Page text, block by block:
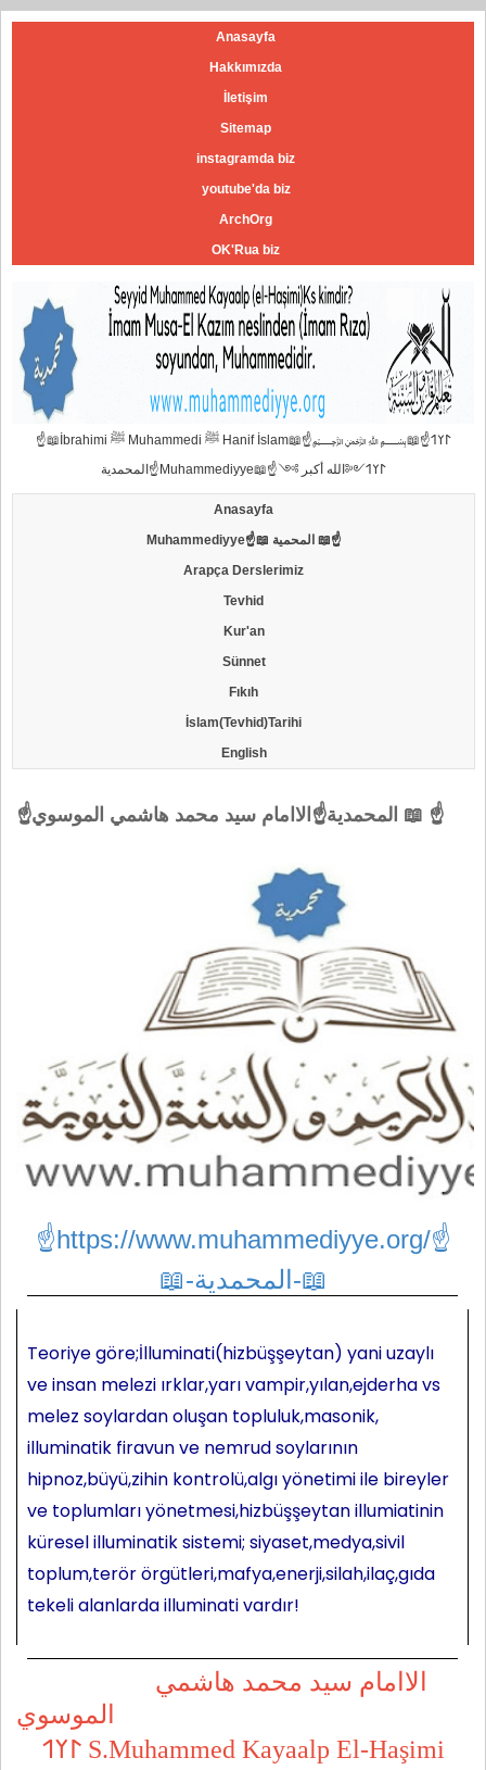
Anasayfa
Hakkımızda
İletişim
Sitemap
instagramda biz
youtube'da biz
ArchOrg
OK'Rua biz
☝📖İbrahimi ﷺ Muhammedi ﷺ Hanif İslam📖☝﷽𐰃𐰠𐰯☝📖
المحمدية☝Muhammediyye📖☝𐰃𐰠𐰯༺الله أكبر ༻
Anasayfa
Muhammediyye☝📖 المحمية 📖☝
Arapça Derslerimiz
Tevhid
Kur'an
Sünnet
Fıkıh
İslam(Tevhid)Tarihi
English
☝المحمدية☝الاامام سيد محمد هاشمي الموسوي 📖 ☝
☝https://www.muhammediyye.org/☝
📖-المحمدية-📖
Teoriye göre;İlluminati(hizbüşşeytan) yani uzaylı
ve insan melezi ırklar,yarı vampir,yılan,ejderha vs
melez soylardan oluşan topluluk,masonik,
illuminatik firavun ve nemrud soylarının
hipnoz,büyü,zihin kontrolü,algı yönetimi ile bireyler
ve toplumları yönetmesi,hizbüşşeytan illumiatinin
küresel illuminatik sistemi; siyaset,medya,sivil
toplum,terör örgütleri,mafya,enerji,silah,ilaç,gıda
tekeli alanlarda illuminati vardır!
الاامام سيد محمد هاشمي
الموسوي
𐰃𐰠𐰯 S.Muhammed Kayaalp El-Haşimi